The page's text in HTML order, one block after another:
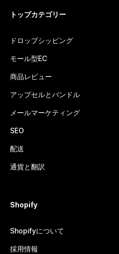
トップカテゴリー
ドロップシッピング
モール型EC
商品レビュー
アップセルとバンドル
メールマーケティング
SEO
配送
通貨と翻訳
Shopify
Shopifyについて
採用情報